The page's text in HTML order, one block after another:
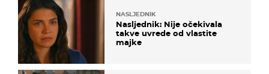
NASLJEDNIK
Nasljednik: Nije očekivala
takve uvrede od vlastite
majke